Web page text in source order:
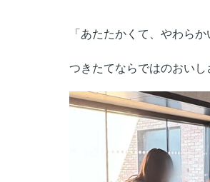
「あたたかくて、やわら
つきたてならではのおいし